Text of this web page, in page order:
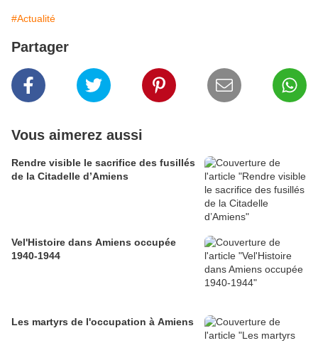
#Actualité
Partager
Vous aimerez aussi
Rendre visible le sacrifice des fusillés
de la Citadelle d’Amiens
Vel'Histoire dans Amiens occupée
1940-1944
Les martyrs de l'occupation à Amiens